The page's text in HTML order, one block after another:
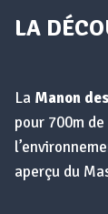
LA
La Manon
pour 700m
aperçu du